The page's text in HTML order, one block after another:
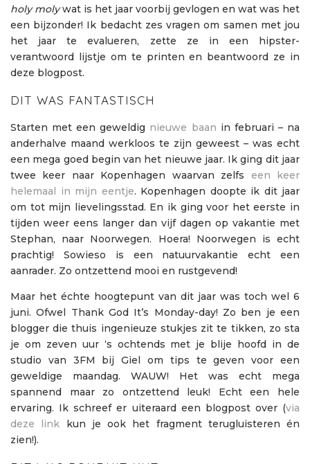
holy molywat is het jaar voorbij gevlogen en wat was het
een bijzonder! Ik bedacht zes vragen om samen met jou
het jaar te evalueren, zette ze in een hipster-
verantwoord lijstje om te printen en beantwoord ze in
deze blogpost.
DIT WAS FANTASTISCH
Starten met een geweldig nieuwe baan in februari – na
anderhalve maand werkloos te zijn geweest – was echt
een mega goed begin van het nieuwe jaar. Ik ging dit jaar
twee keer naar Kopenhagen waarvan zelfs een keer
helemaal in mijn eentje. Kopenhagen doopte ik dit jaar
om tot mijn lievelingsstad. En ik ging voor het eerste in
tijden weer eens langer dan vijf dagen op vakantie met
Stephan, naar Noorwegen. Hoera! Noorwegen is echt
prachtig! Sowieso is een natuurvakantie echt een
aanrader. Zo ontzettend mooi en rustgevend!
Maar het échte hoogtepunt van dit jaar was toch wel 6
juni. Ofwel Thank God It’s Monday-day! Zo ben je een
blogger die thuis ingenieuze stukjes zit te tikken, zo sta
je om zeven uur ‘s ochtends met je blije hoofd in de
studio van 3FM bij Giel om tips te geven voor een
geweldige maandag. WAUW! Het was echt mega
spannend maar zo ontzettend leuk! Echt een hele
ervaring. Ik schreef er uiteraard een blogpost over (via
deze link kun je ook het fragment terugluisteren én
zien!).